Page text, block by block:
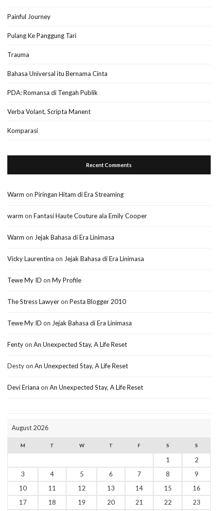
Painful Journey
Pulang Ke Panggung Tari
Trauma
Bahasa Universal itu Bernama Cinta
PDA: Romansa di Tengah Publik
Verba Volant, Scripta Manent
Komparasi
Recent Comments
Warm on Piringan Hitam di Era Streaming
warm on Fantasi Haute Couture ala Emily Cooper
Warm on Jejak Bahasa di Era Linimasa
Vicky Laurentina on Jejak Bahasa di Era Linimasa
Tewe My ID on My Profile
The Stress Lawyeron Pesta Blogger 2010
Tewe My ID on Jejak Bahasa di Era Linimasa
Fentyon An Unexpected Stay, A Life Reset
Destyon An Unexpected Stay, A Life Reset
Devi Eriana on An Unexpected Stay, A Life Reset
August 2026
M T W T F S S
1
2
3
4 5 6 7 8
9
10
11 12 13 14 15
16
17
18 19 20 21 22
23